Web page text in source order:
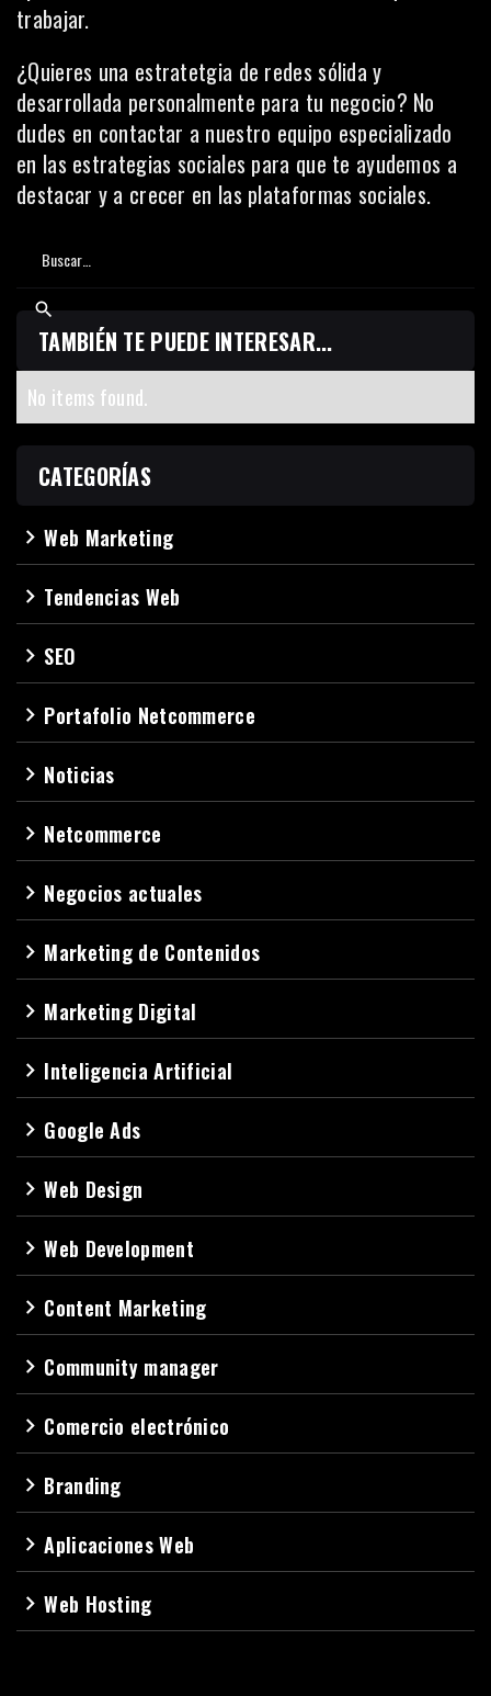
trabajar.
¿Quieres una estratetgia de redes sólida y
desarrollada personalmente para tu negocio? No
dudes en contactar a nuestro equipo especializado
en las estrategias sociales para que te ayudemos a
destacar y a crecer en las plataformas sociales.
TAMBIÉN TE PUEDE INTERESAR...
No items found.
CATEGORÍAS
navigate_nextWeb Marketing
navigate_next Tendencias Web
navigate_next SEO
navigate_next Portafolio Netcommerce
navigate_next Noticias
navigate_next Netcommerce
navigate_next Negocios actuales
navigate_next Marketing de Contenidos
navigate_next Marketing Digital
navigate_next Inteligencia Artificial
navigate_next Google Ads
navigate_nextWeb Design
navigate_nextWeb Development
navigate_next Content Marketing
navigate_next Community manager
navigate_next Comercio electrónico
navigate_next Branding
navigate_nextAplicaciones Web
navigate_nextWeb Hosting